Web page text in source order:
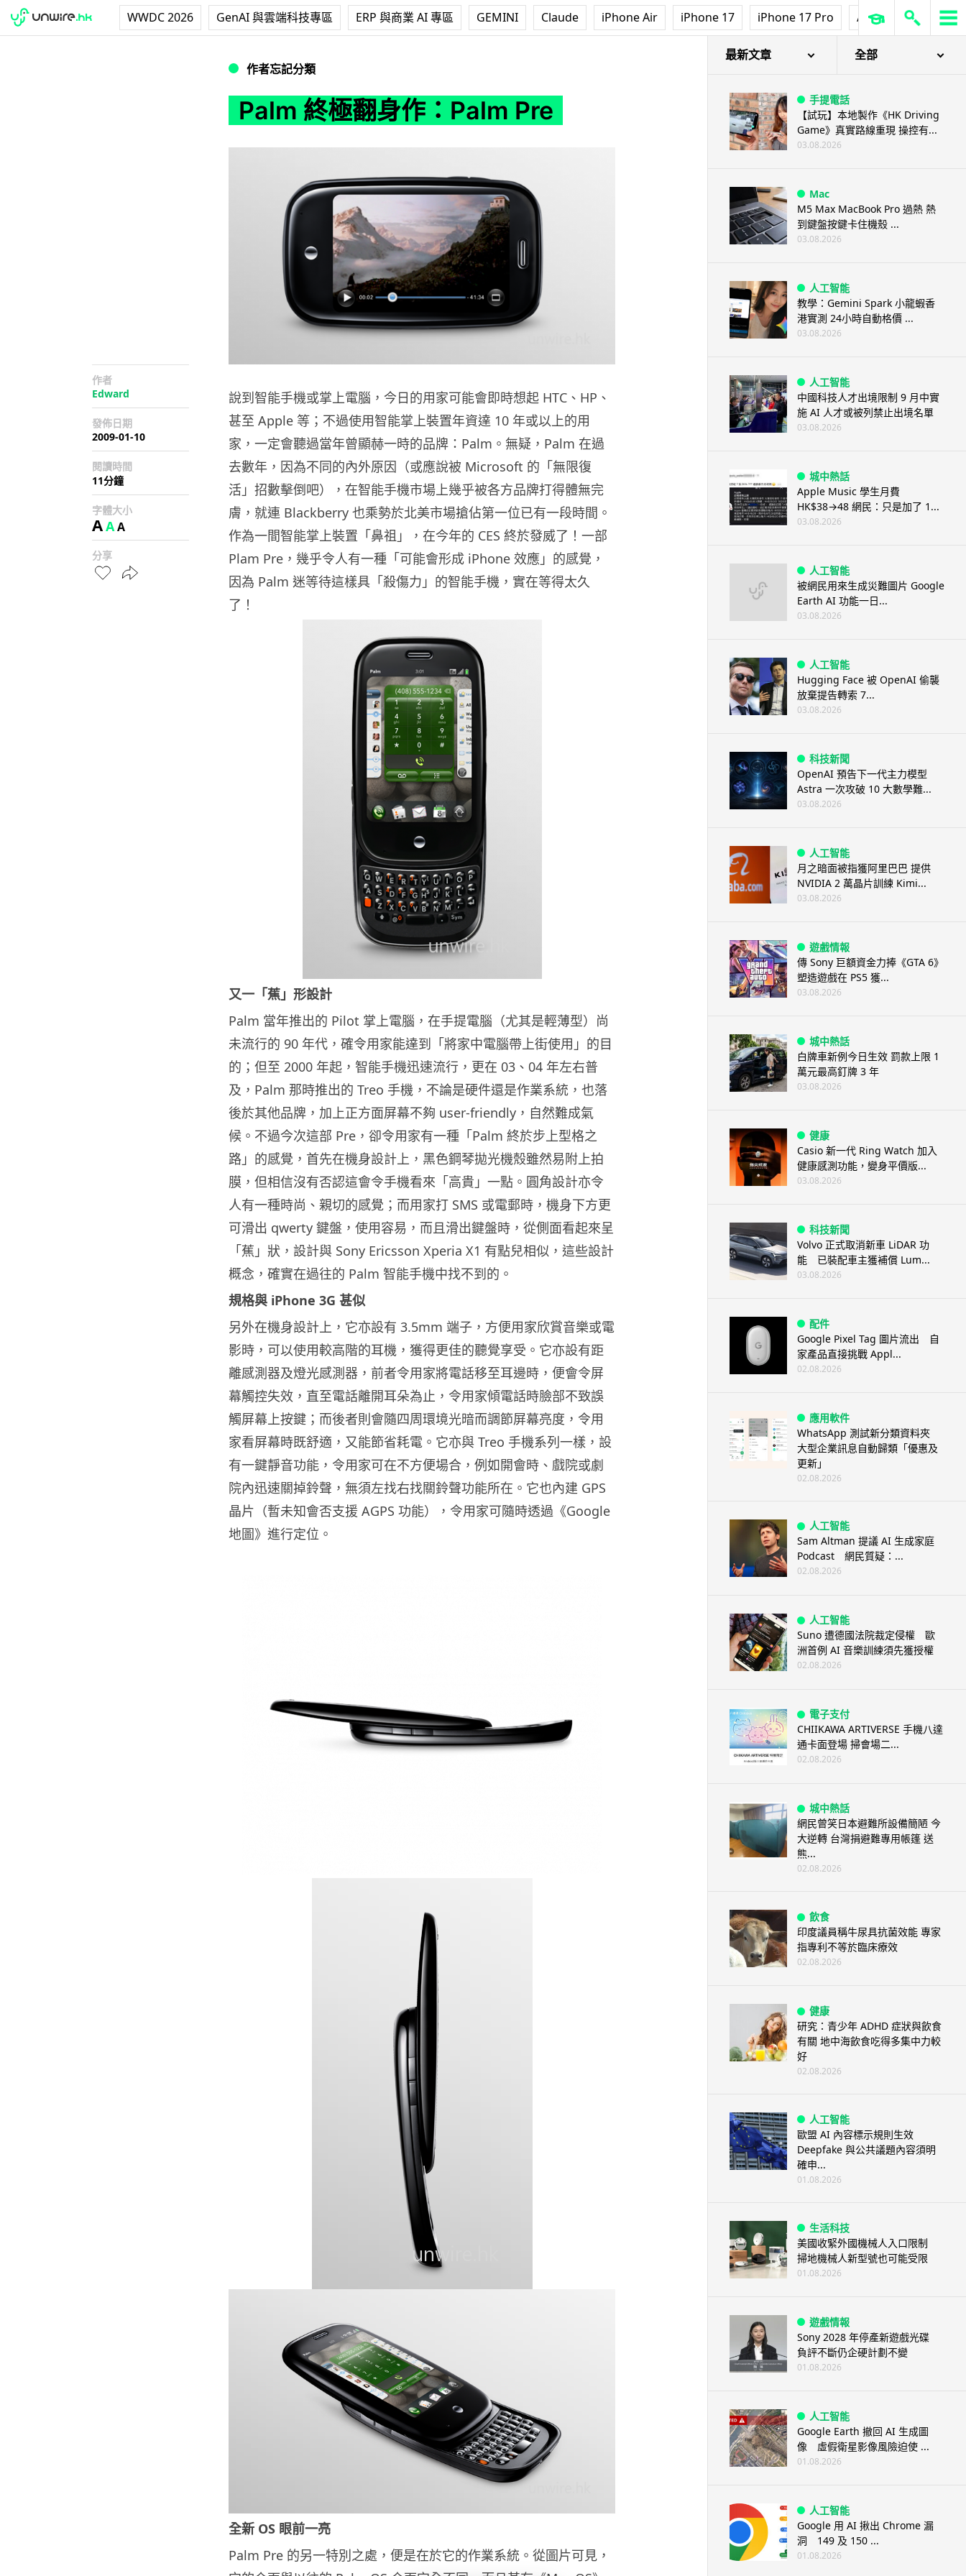
WWDC 2026 GenAI 與雲端科技專區 ERP 與商業 AI 專區 GEMINI Claude iPhone Air iPhone 17 iPhone 17 Pro AirPods Pro 3
作者忘記分類
Palm 終極翻身作：Palm Pre
作者
Edward
發佈日期
2009-01-10
閱讀時間
11分鐘
字體大小
AAA
分享
說到智能手機或掌上電腦，今日的用家可能會即時想起 HTC、HP、
甚至 Apple 等；不過使用智能掌上裝置年資達 10 年或以上的用
家，一定會聽過當年曾顯赫一時的品牌：Palm。無疑，Palm 在過
去數年，因為不同的內外原因（或應說被 Microsoft 的「無限復
活」招數擊倒吧），在智能手機市場上幾乎被各方品牌打得體無完
膚，就連 Blackberry 也乘勢於北美市場搶佔第一位已有一段時間。
作為一間智能掌上裝置「鼻祖」，在今年的 CES 終於發威了！一部
Plam Pre，幾乎令人有一種「可能會形成 iPhone 效應」的感覺，
因為 Palm 迷等待這樣具「殺傷力」的智能手機，實在等得太久
了！
又一「蕉」形設計
Palm 當年推出的 Pilot 掌上電腦，在手提電腦（尤其是輕薄型）尚
未流行的 90 年代，確令用家能達到「將家中電腦帶上街使用」的目
的；但至 2000 年起，智能手機迅速流行，更在 03、04 年左右普
及，Palm 那時推出的 Treo 手機，不論是硬件還是作業系統，也落
後於其他品牌，加上正方面屏幕不夠 user-friendly，自然難成氣
候。不過今次這部 Pre，卻令用家有一種「Palm 終於步上型格之
路」的感覺，首先在機身設計上，黑色鋼琴拋光機殼雖然易附上拍
膜，但相信沒有否認這會令手機看來「高貴」一點。圓角設計亦令
人有一種時尚、親切的感覺；而用家打 SMS 或電郵時，機身下方更
可滑出 qwerty 鍵盤，使用容易，而且滑出鍵盤時，從側面看起來呈
「蕉」狀，設計與 Sony Ericsson Xperia X1 有點兒相似，這些設計
概念，確實在過往的 Palm 智能手機中找不到的。
規格與 iPhone 3G 甚似
另外在機身設計上，它亦設有 3.5mm 端子，方便用家欣賞音樂或電
影時，可以使用較高階的耳機，獲得更佳的聽覺享受。它亦設有距
離感測器及燈光感測器，前者令用家將電話移至耳邊時，便會令屏
幕觸控失效，直至電話離開耳朵為止，令用家傾電話時臉部不致誤
觸屏幕上按鍵；而後者則會隨四周環境光暗而調節屏幕亮度，令用
家看屏幕時既舒適，又能節省耗電。它亦與 Treo 手機系列一樣，設
有一鍵靜音功能，令用家可在不方便場合，例如開會時、戲院或劇
院內迅速關掉鈴聲，無須左找右找關鈴聲功能所在。它也內建 GPS
晶片（暫未知會否支援 AGPS 功能），令用家可隨時透過《Google
地圖》進行定位。
全新 OS 眼前一亮
Palm Pre 的另一特別之處，便是在於它的作業系統。從圖片可見，
最新文章 全部
手提電話
【試玩】本地製作《HK Driving
Game》真實路線重現 操控有...
03.08.2026
Mac
M5 Max MacBook Pro 過熱 熱
到鍵盤按鍵卡住機殼 ...
03.08.2026
人工智能
教學：Gemini Spark 小龍蝦香
港實測 24小時自動格價 ...
03.08.2026
人工智能
中國科技人才出境限制 9 月中實
施 AI 人才或被列禁止出境名單
03.08.2026
城中熱話
Apple Music 學生月費
HK$38→48 網民：只是加了 1...
03.08.2026
人工智能
被網民用來生成災難圖片 Google
Earth AI 功能一日...
03.08.2026
人工智能
Hugging Face 被 OpenAI 偷襲
放棄提告轉索 7...
03.08.2026
科技新聞
OpenAI 預告下一代主力模型
Astra 一次攻破 10 大數學難...
03.08.2026
人工智能
月之暗面被指獲阿里巴巴 提供
NVIDIA 2 萬晶片訓練 Kimi...
03.08.2026
遊戲情報
傳 Sony 巨額資金力捧《GTA 6》
塑造遊戲在 PS5 獲...
03.08.2026
城中熱話
白牌車新例今日生效 罰款上限 1
萬元最高釘牌 3 年
03.08.2026
健康
Casio 新一代 Ring Watch 加入
健康感測功能，變身平價版...
03.08.2026
科技新聞
Volvo 正式取消新車 LiDAR 功
能 已裝配車主獲補償 Lum...
03.08.2026
配件
Google Pixel Tag 圖片流出 自
家產品直接挑戰 Appl...
02.08.2026
應用軟件
WhatsApp 測試新分類資料夾
大型企業訊息自動歸類「優惠及
更新」
02.08.2026
人工智能
Sam Altman 提議 AI 生成家庭
Podcast 網民質疑：...
02.08.2026
人工智能
Suno 遭德國法院裁定侵權 歐
洲首例 AI 音樂訓練須先獲授權
02.08.2026
電子支付
CHIIKAWA ARTIVERSE 手機八達
通卡面登場 掃會場二...
02.08.2026
城中熱話
網民曾笑日本避難所設備簡陋 今
大逆轉 台灣捐避難專用帳篷 送
熊...
02.08.2026
飲食
印度議員稱牛尿具抗菌效能 專家
指專利不等於臨床療效
02.08.2026
健康
研究：青少年 ADHD 症狀與飲食
有關 地中海飲食吃得多集中力較
好
02.08.2026
人工智能
歐盟 AI 內容標示規則生效
Deepfake 與公共議題內容須明
確申...
01.08.2026
生活科技
美國收緊外國機械人入口限制
掃地機械人新型號也可能受限
01.08.2026
遊戲情報
Sony 2028 年停產新遊戲光碟
負評不斷仍企硬計劃不變
01.08.2026
人工智能
Google Earth 撤回 AI 生成圖
像 虛假衛星影像風險迫使 ...
01.08.2026
人工智能
Google 用 AI 揪出 Chrome 漏
洞 149 及 150 ...
01.08.2026